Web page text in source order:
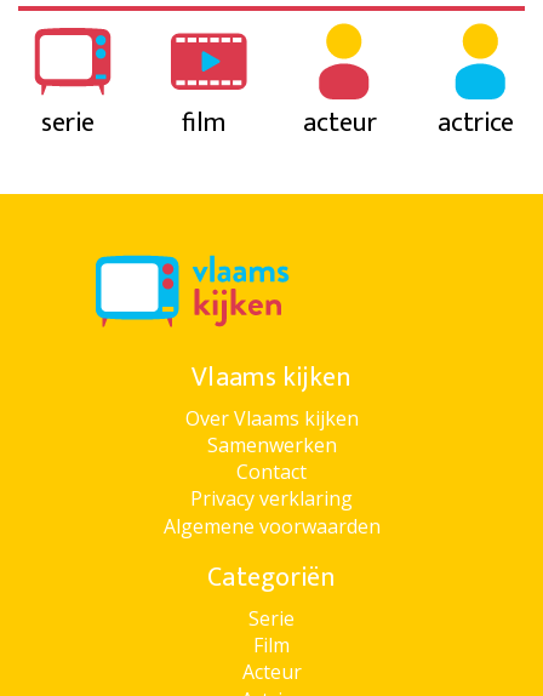
serie film acteur actrice
Vlaams kijken
Over Vlaams kijken
Samenwerken
Contact
Privacy verklaring
Algemene voorwaarden
Categoriën
Serie
Film
Acteur